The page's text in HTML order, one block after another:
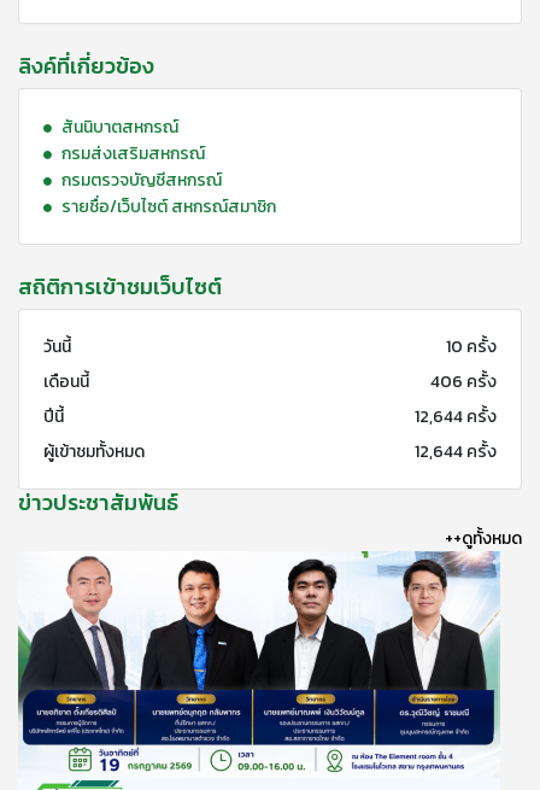
ลิงค์ที่เกี่ยวข้อง
สันนิบาตสหกรณ์
กรมส่งเสริมสหกรณ์
กรมตรวจบัญชีสหกรณ์
รายชื่อ/เว็บไซต์ สหกรณ์สมาชิก
สถิติการเข้าชมเว็บไซต์
วันนี้
10 ครั้ง
เดือนนี้
406 ครั้ง
ปีนี้
12,644 ครั้ง
ผู้เข้าชมทั้งหมด
12,644 ครั้ง
ข่าวประชาสัมพันธ์
++ดูทั้งหมด